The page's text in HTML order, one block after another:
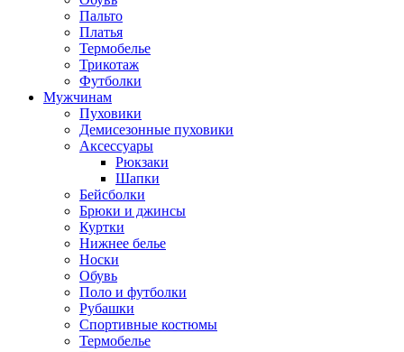
Пальто
Платья
Термобелье
Трикотаж
Футболки
Мужчинам
Пуховики
Демисезонные пуховики
Аксессуары
Рюкзаки
Шапки
Бейсболки
Брюки и джинсы
Куртки
Нижнее белье
Носки
Обувь
Поло и футболки
Рубашки
Спортивные костюмы
Термобелье